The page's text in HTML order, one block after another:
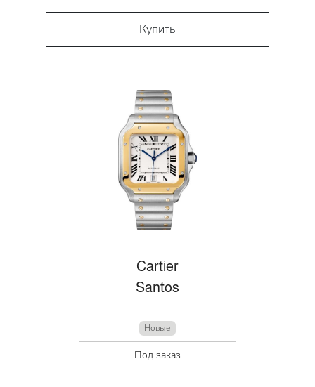
Купить
Cartier
Santos
Новые
Под заказ